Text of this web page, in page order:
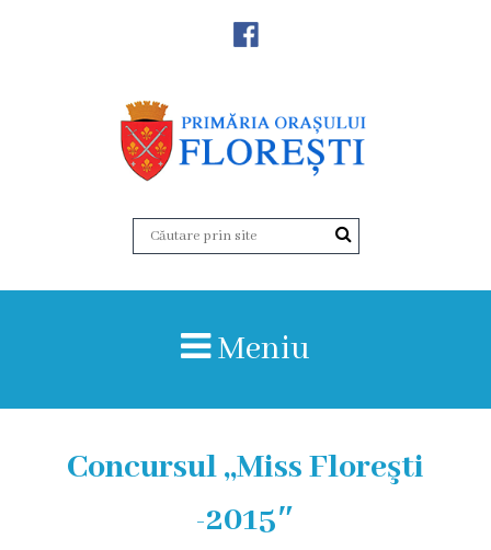
Primăria
Structura,
Organigrama
Meniu
Concursul ,,Miss Floreşti
-2015″